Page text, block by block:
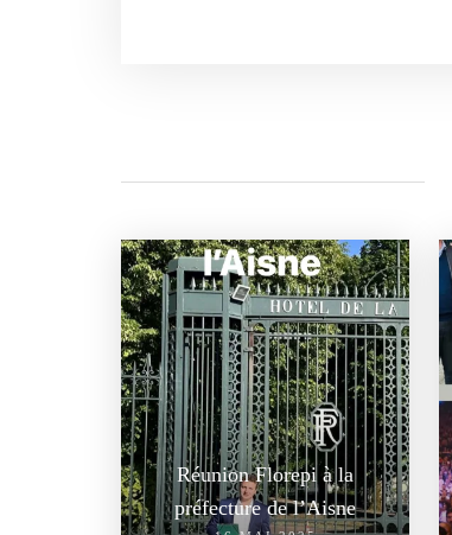
Réunion Florepi à la
préfecture de l’Aisne